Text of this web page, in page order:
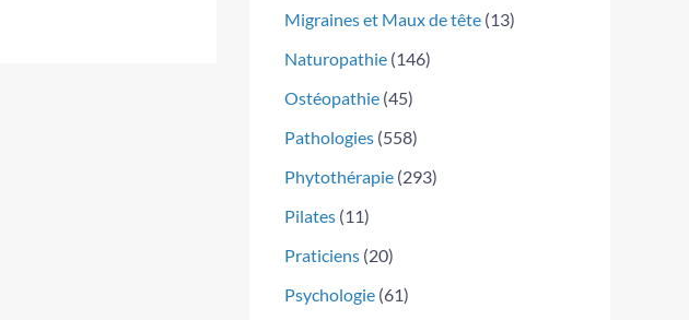
Migraines et Maux de tête (13)
Naturopathie (146)
Ostéopathie (45)
Pathologies (558)
Phytothérapie (293)
Pilates (11)
Praticiens (20)
Psychologie (61)